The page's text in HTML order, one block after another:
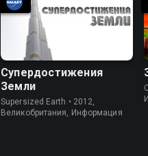
Супердостижения
Земли
Supersized Earth • 2012,
Великобритания, Информация